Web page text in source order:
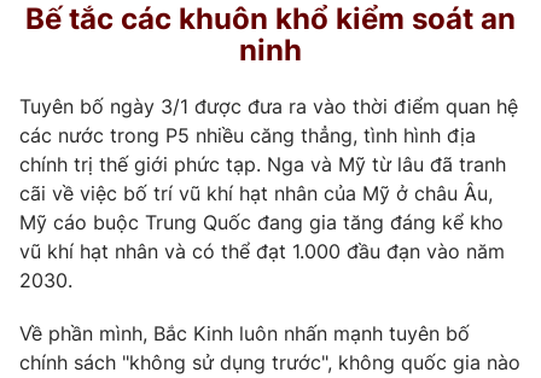
Bế tắc các khuôn khổ kiểm soát an
ninh
Tuyên bố ngày 3/1 được đưa ra vào thời điểm quan hệ
các nước trong P5 nhiều căng thẳng, tình hình địa
chính trị thế giới phức tạp. Nga và Mỹ từ lâu đã tranh
cãi về việc bố trí vũ khí hạt nhân của Mỹ ở châu Âu,
Mỹ cáo buộc Trung Quốc đang gia tăng đáng kể kho
vũ khí hạt nhân và có thể đạt 1.000 đầu đạn vào năm
2030.
Về phần mình, Bắc Kinh luôn nhấn mạnh tuyên bố
chính sách "không sử dụng trước", không quốc gia nào